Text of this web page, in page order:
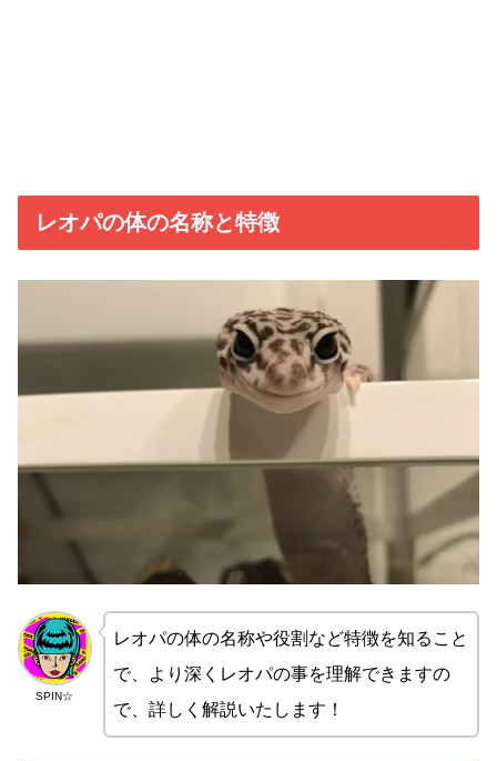
レオパの体の名称と特徴
SPIN☆
レオパの体の名称や役割など特徴を知ること
で、より深くレオパの事を理解できますの
で、詳しく解説いたします！